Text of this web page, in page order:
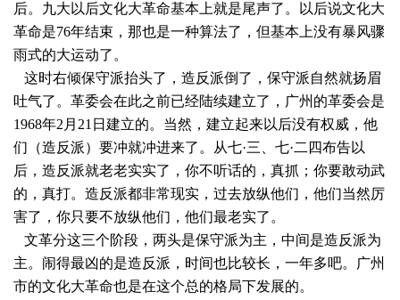
后。九大以后文化大革命基本上就是尾声了。以后说文化大
革命是76年结束，那也是一种算法了，但基本上没有暴风骤
雨式的大运动了。
这时右倾保守派抬头了，造反派倒了，保守派自然就扬眉
吐气了。革委会在此之前已经陆续建立了，广州的革委会是
1968年2月21日建立的。当然，建立起来以后没有权威，他
们（造反派）要冲就冲进来了。从七·三、七·二四布告以
后，造反派就老老实实了，你不听话的，真抓；你要敢动武
的，真打。造反派都非常现实，过去放纵他们，他们当然厉
害了，你只要不放纵他们，他们最老实了。
文革分这三个阶段，两头是保守派为主，中间是造反派为
主。闹得最凶的是造反派，时间也比较长，一年多吧。广州
市的文化大革命也是在这个总的格局下发展的。